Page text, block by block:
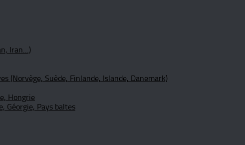
Iran…)
(Norvège, Suède, Finlande, Islande, Danemark)
Hongrie
Géorgie, Pays baltes